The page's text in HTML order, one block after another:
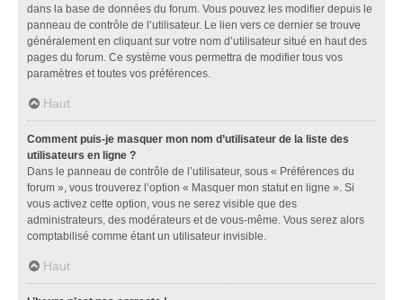
dans la base de données du forum. Vous pouvez les modifier depuis le
panneau de contrôle de l’utilisateur. Le lien vers ce dernier se trouve
généralement en cliquant sur votre nom d’utilisateur situé en haut des
pages du forum. Ce système vous permettra de modifier tous vos
paramètres et toutes vos préférences.
Haut
Comment puis-je masquer mon nom d’utilisateur de la liste des
utilisateurs en ligne ?
Dans le panneau de contrôle de l’utilisateur, sous « Préférences du
forum », vous trouverez l’option « Masquer mon statut en ligne ». Si
vous activez cette option, vous ne serez visible que des
administrateurs, des modérateurs et de vous-même. Vous serez alors
comptabilisé comme étant un utilisateur invisible.
Haut